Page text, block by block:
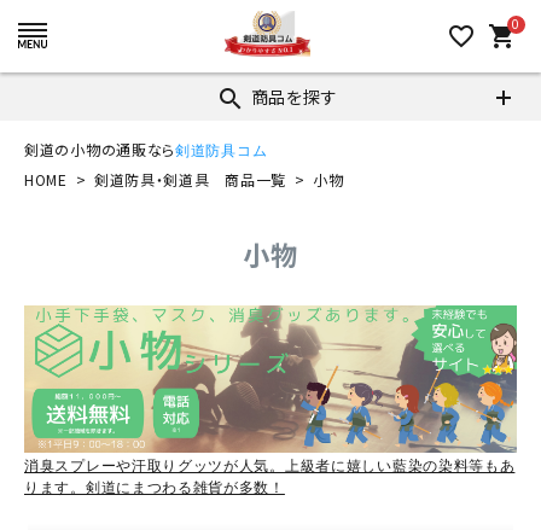
favorite_border 0
shopping_cart
search 商品を探す
剣道の小物の通販なら剣道防具コム
HOME 剣道防具・剣道具 商品一覧 小物
小物
消臭スプレーや汗取りグッツが人気。上級者に嬉しい藍染の染料等もあ
ります。剣道にまつわる雑貨が多数！